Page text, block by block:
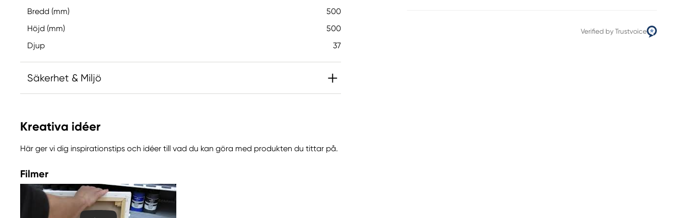
Bredd (mm)
500
Höjd (mm)
500
Djup
37
Säkerhet & Miljö
Daler-Rowney
Aprile 5
fila@fila.it
+3902381051
Verified by Trustvoice
Kreativa idéer
Här ger vi dig inspirationstips och idéer till vad du kan göra med produkten du tittar på.
Filmer